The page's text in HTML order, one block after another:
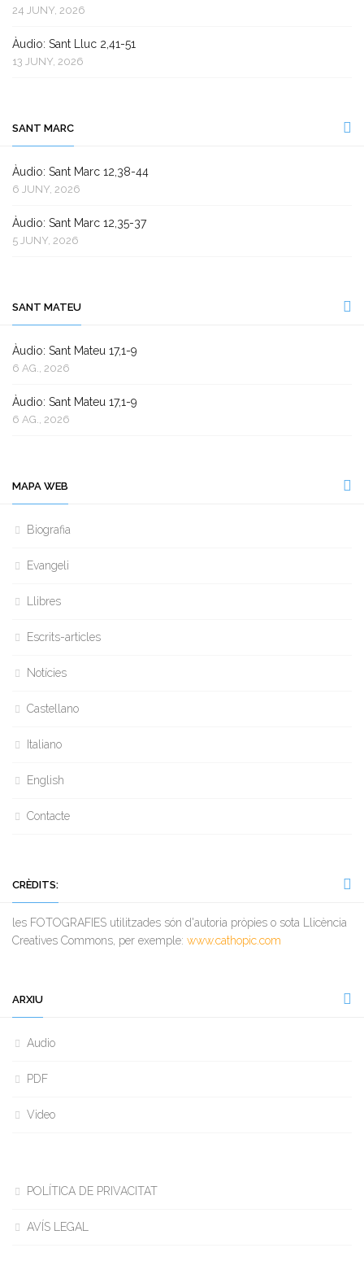
24 JUNY, 2026
Àudio: Sant Lluc 2,41-51
13 JUNY, 2026
SANT MARC
Àudio: Sant Marc 12,38-44
6 JUNY, 2026
Àudio: Sant Marc 12,35-37
5 JUNY, 2026
SANT MATEU
Àudio: Sant Mateu 17,1-9
6 AG., 2026
Àudio: Sant Mateu 17,1-9
6 AG., 2026
MAPA WEB
Biografia
Evangeli
Llibres
Escrits-articles
Notícies
Castellano
Italiano
English
Contacte
CRÈDITS:
les FOTOGRAFIES utilitzades són d'autoria pròpies o sota Llicència
Creatives Commons, per exemple: www.cathopic.com
ARXIU
Audio
PDF
Video
POLÍTICA DE PRIVACITAT
AVÍS LEGAL